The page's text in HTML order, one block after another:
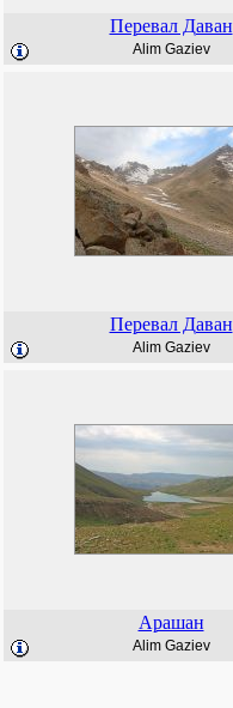
Перевал Даван
Alim Gaziev
Перевал Даван
Alim Gaziev
Арашан
Alim Gaziev